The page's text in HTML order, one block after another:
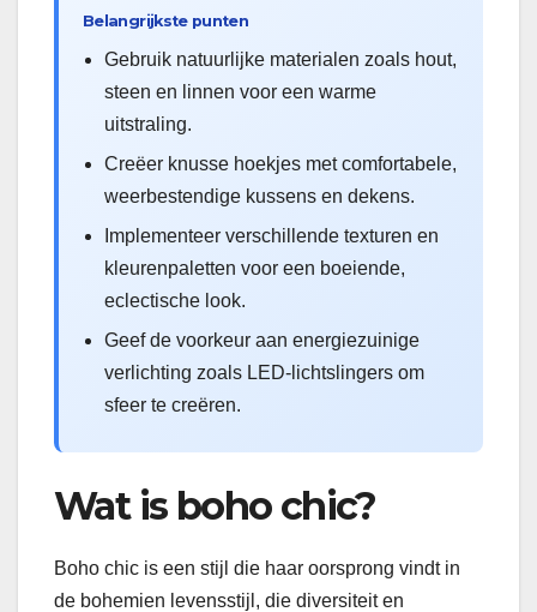
Belangrijkste punten
Gebruik natuurlijke materialen zoals hout,
steen en linnen voor een warme
uitstraling.
Creëer knusse hoekjes met comfortabele,
weerbestendige kussens en dekens.
Implementeer verschillende texturen en
kleurenpaletten voor een boeiende,
eclectische look.
Geef de voorkeur aan energiezuinige
verlichting zoals LED-lichtslingers om
sfeer te creëren.
Wat is boho chic?
Boho chic is een stijl die haar oorsprong vindt in
de bohemien levensstijl, die diversiteit en